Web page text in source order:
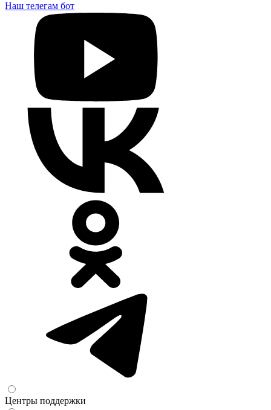
Наш телегам бот
Центры поддержки